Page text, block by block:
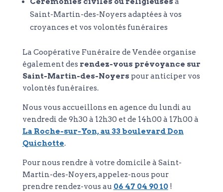
Saint-Martin-des-Noyers adaptées à vos
croyances et vos volontés funéraires
La Coopérative Funéraire de Vendée organise
également des rendez-vous prévoyance sur
Saint-Martin-des-Noyers pour anticiper vos
volontés funéraires.
Nous vous accueillons en agence du lundi au
vendredi de 9h30 à 12h30 et de 14h00 à 17h00 à
La Roche-sur-Yon, au 33 boulevard Don
Quichotte.
Pour nous rendre à votre domicile à Saint-
Martin-des-Noyers, appelez-nous pour
prendre rendez-vous au 06 47 04 90 10!